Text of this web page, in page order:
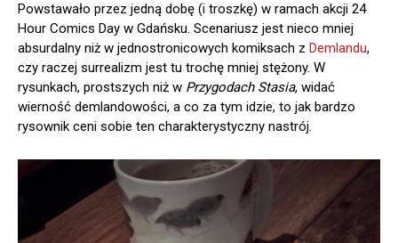
Powstawało przez jedną dobę (i troszkę) w ramach akcji 24
Hour Comics Day w Gdańsku. Scenariusz jest nieco mniej
absurdalny niż w jednostronicowych komiksach z Demlandu,
czy raczej surrealizm jest tu trochę mniej stężony. W
rysunkach, prostszych niż w Przygodach Stasia, widać
wierność demlandowości, a co za tym idzie, to jak bardzo
rysownik ceni sobie ten charakterystyczny nastrój.